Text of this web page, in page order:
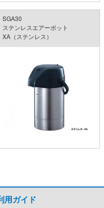
SGA30
ステンレスエアーポット
XA（ステンレス）
用ガイド